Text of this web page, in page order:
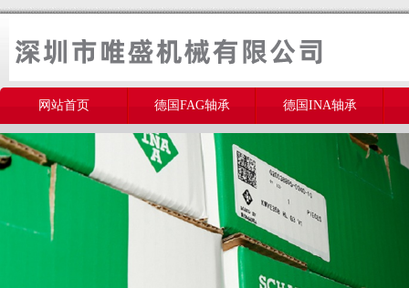
网站首页 德国FAG轴承 德国INA轴承
美国THOMSON轴承